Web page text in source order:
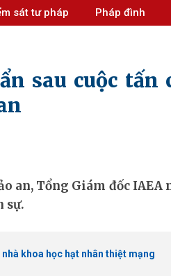
sát tư pháp Pháp đình
sau cuộc tấn
an, Tổng Giám đốc IAEA
sự.
khoa học hạt nhân thiệt mạng